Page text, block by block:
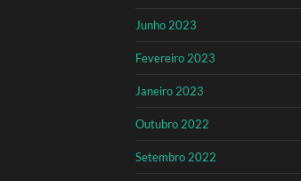
Junho 2023
Fevereiro 2023
Janeiro 2023
Outubro 2022
Setembro 2022